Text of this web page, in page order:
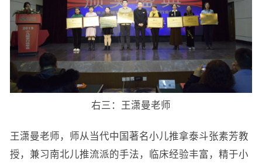
右三：王潇曼老师
王潇曼老师，师从当代中国著名小儿推拿泰斗张素芳教
授，兼习南北儿推流派的手法，临床经验丰富，精于小